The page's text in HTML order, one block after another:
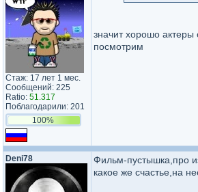
Стаж: 17 лет 1 мес.
Сообщений: 225
Ratio: 51.317
Поблагодарили: 201
100%
значит хорошо актеры
посмотрим
Deni78
Фильм-пустышка,про
какое же счастье,на